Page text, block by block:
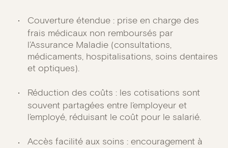
Couverture étendue : prise en charge des
frais médicaux non remboursés par
l’Assurance Maladie (consultations,
médicaments, hospitalisations, soins dentaires
et optiques).
Réduction des coûts : les cotisations sont
souvent partagées entre l’employeur et
l’employé, réduisant le coût pour le salarié.
Accès facilité aux soins : encouragement à